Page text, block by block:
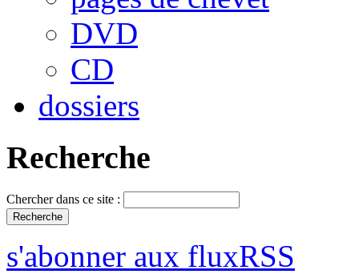
DVD
CD
dossiers
Recherche
Chercher dans ce site :
s'abonner aux fluxRSS